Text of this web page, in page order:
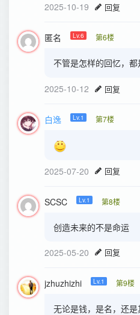
2025-10-19 回复
匿名 Lv.6 第6楼
不管是怎样的回忆，都
2025-10-12 回复
白逸 Lv.1 第7楼
2025-07-20 回复
SCSC Lv.1 第8楼
创造未来的不是命运
2025-05-20 回复
jzhuzhizhi Lv.1 第9楼
无论是钱，是名，还